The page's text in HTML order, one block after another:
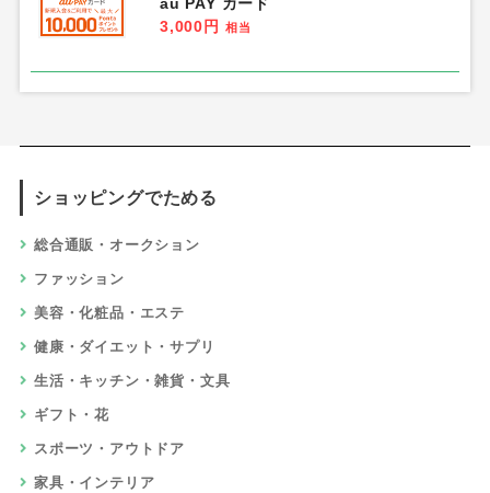
au PAY カード
3,000円
相当
ショッピングでためる
総合通販・オークション
ファッション
美容・化粧品・エステ
健康・ダイエット・サプリ
生活・キッチン・雑貨・文具
ギフト・花
スポーツ・アウトドア
家具・インテリア